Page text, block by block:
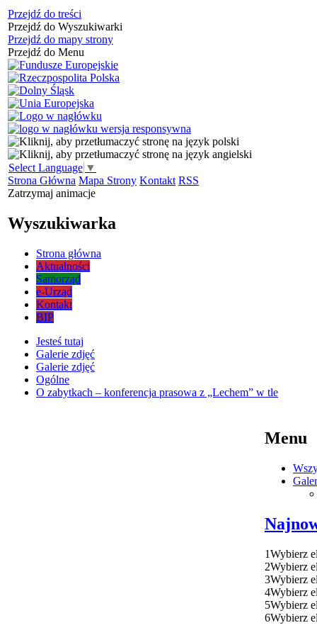
Przejdź do treści
Przejdź do Wyszukiwarki
Przejdź do mapy strony
Przejdź do Menu
Select Language ▼
Strona Główna Mapa Strony Kontakt RSS
Zatrzymaj animacje
Wyszukiwarka
Strona główna
Aktualności
Samorząd
e-Urząd
Kontakt
BIP
Jesteś tutaj
Galerie zdjęć
Galerie zdjęć
Ogólne
O zabytkach – konferencja prasowa z „Lechem” w tle
Menu
1Wybierz
2Wybierz
3Wybierz
4Wybierz
5Wybierz
6Wybierz